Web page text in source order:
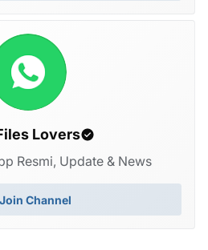
Lovers
Resmi, Update & News
Join Channel